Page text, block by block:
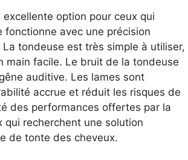
option pour ceux qui
avec une précision
tondeuse est très simple à utiliser,
main facile. Le bruit de la tondeuse
auditive. Les lames sont
accrue et réduit les risques de
des performances offertes par la
qui recherchent une solution
de tonte des cheveux.